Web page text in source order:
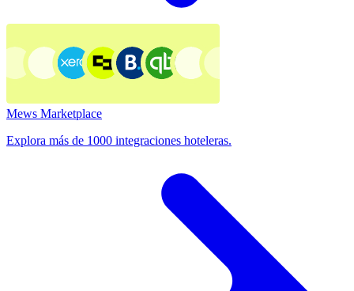
Mews Marketplace
Explora más de 1000 integraciones hoteleras.